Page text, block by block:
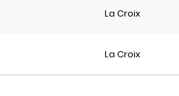
La Croix
La Croix